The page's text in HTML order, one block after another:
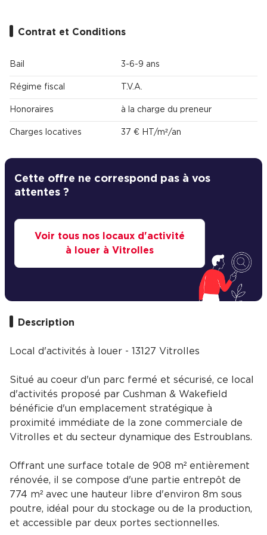
Contrat et Conditions
Bail 3-6-9 ans
Régime fiscal T.V.A.
Honoraires à la charge du preneur
Charges locatives 37 € HT/m²/an
Cette offre ne correspond pas à vos
attentes ?
Voir tous nos locaux d'activité
à louer à Vitrolles
Description
Local d'activités à louer - 13127 Vitrolles
Situé au coeur d'un parc fermé et sécurisé, ce local
d'activités proposé par Cushman & Wakefield
bénéficie d'un emplacement stratégique à
proximité immédiate de la zone commerciale de
Vitrolles et du secteur dynamique des Estroublans.
Offrant une surface totale de 908 m² entièrement
rénovée, il se compose d'une partie entrepôt de
774 m² avec une hauteur libre d'environ 8m sous
poutre, idéal pour du stockage ou de la production,
et accessible par deux portes sectionnelles.